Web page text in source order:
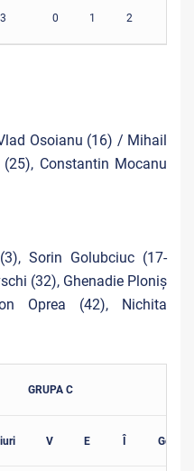
3 0 1 2
Osoianu (16) / Mihail
Constantin Mocanu
Sorin Golubciuc (17-
(32), Ghenadie Ploniș
Oprea (42), Nichita
GRUPA C
V E Î